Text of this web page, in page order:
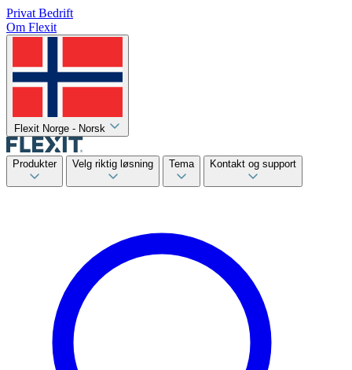
Privat Bedrift
Om Flexit
Flexit Norge - Norsk
Produkter Velg riktig løsning Tema Kontakt og support